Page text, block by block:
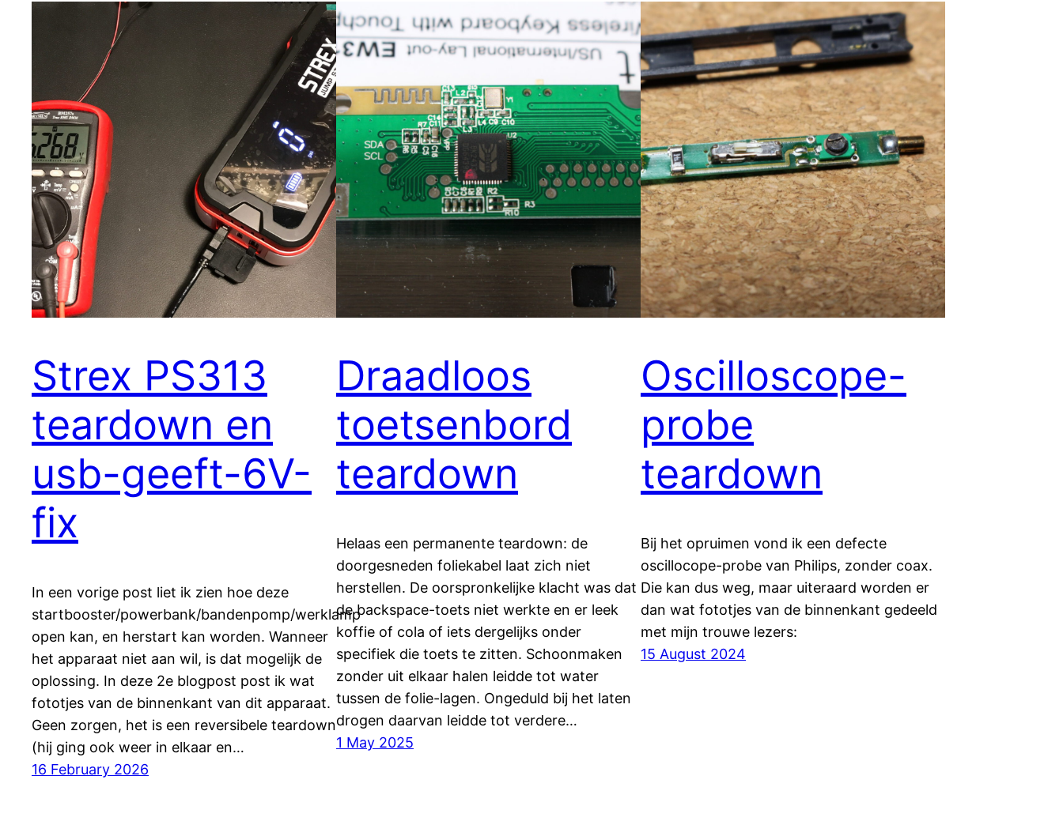
Strex PS313
teardown en
usb-geeft-6V-
fix
In een vorige post liet ik zien hoe deze
startbooster/powerbank/bandenpomp/werklamp
open kan, en herstart kan worden. Wanneer
het apparaat niet aan wil, is dat mogelijk de
oplossing. In deze 2e blogpost post ik wat
fototjes van de binnenkant van dit apparaat.
Geen zorgen, het is een reversibele teardown
(hij ging ook weer in elkaar en…
16 February 2026
Draadloos
toetsenbord
teardown
Helaas een permanente teardown: de
doorgesneden foliekabel laat zich niet
herstellen. De oorspronkelijke klacht was dat
de backspace-toets niet werkte en er leek
koffie of cola of iets dergelijks onder
specifiek die toets te zitten. Schoonmaken
zonder uit elkaar halen leidde tot water
tussen de folie-lagen. Ongeduld bij het laten
drogen daarvan leidde tot verdere…
1 May 2025
Oscilloscope-
probe
teardown
Bij het opruimen vond ik een defecte
oscillocope-probe van Philips, zonder coax.
Die kan dus weg, maar uiteraard worden er
dan wat fototjes van de binnenkant gedeeld
met mijn trouwe lezers:
15 August 2024